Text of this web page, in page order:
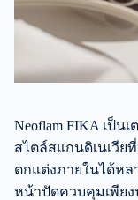
Neoflam FIKA เป็น
สไตล์สแกนดิเนเวีย
ตกแต่งภายในได้หล
หน้าปัดควบคุมเพียง